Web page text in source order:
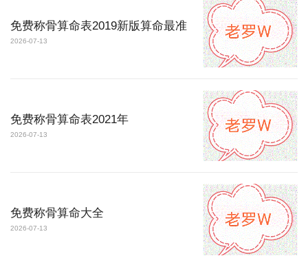
免费称骨算命表2019新版算命最准
2026-07-13
免费称骨算命表2021年
2026-07-13
免费称骨算命大全
2026-07-13